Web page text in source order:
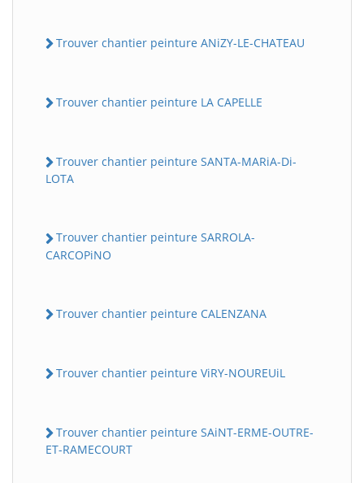
Trouver chantier peinture ANiZY-LE-CHATEAU
Trouver chantier peinture LA CAPELLE
Trouver chantier peinture SANTA-MARiA-Di-
LOTA
Trouver chantier peinture SARROLA-
CARCOPiNO
Trouver chantier peinture CALENZANA
Trouver chantier peinture ViRY-NOUREUiL
Trouver chantier peinture SAiNT-ERME-OUTRE-
ET-RAMECOURT